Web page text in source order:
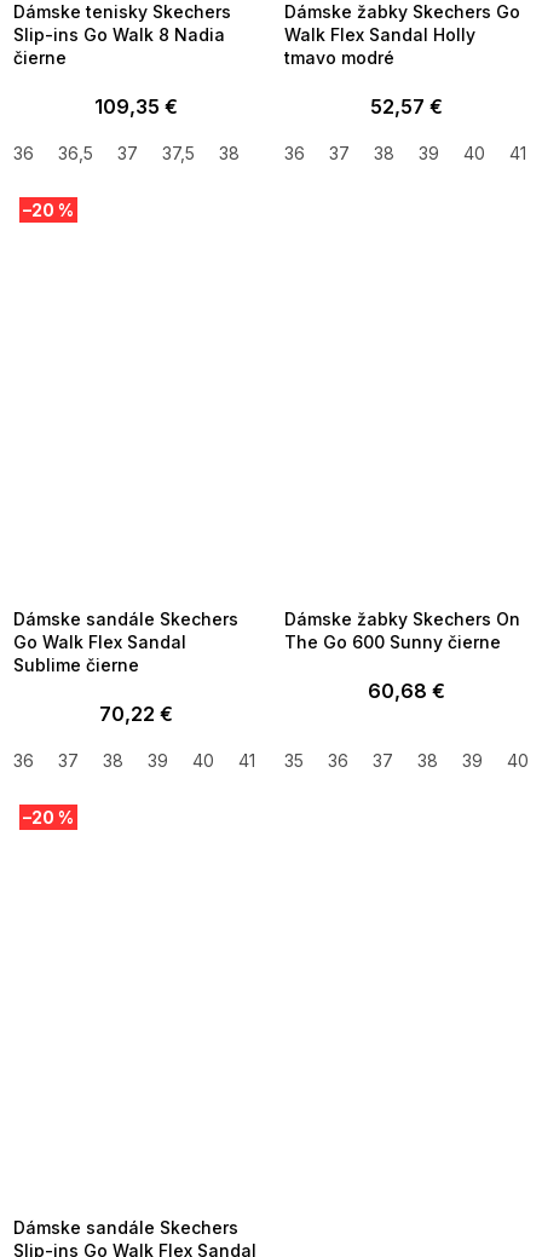
Dámske tenisky Skechers
Slip-ins Go Walk 8 Nadia
čierne
109,35 €
36 36,5 37 37,5 38 38,5 39 39,5 40 40,5
Dámske žabky Skechers Go
Walk Flex Sandal Holly
tmavo modré
52,57 €
36 37 38 39 40 41
–20 %
Dámske sandále Skechers
Go Walk Flex Sandal
Sublime čierne
70,22 €
36 37 38 39 40 41 42
Dámske žabky Skechers On
The Go 600 Sunny čierne
60,68 €
35 36 37 38 39 40
–20 %
Dámske sandále Skechers
Slip-ins Go Walk Flex Sandal